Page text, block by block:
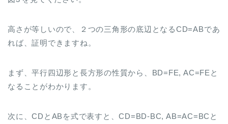
高さが等しいので、２つの三角形の底辺となるCD=ABであ
れば、証明できますね。
まず、平行四辺形と長方形の性質から、BD=FE, AC=FEと
なることがわかります。
次に、CDとABを式で表すと、CD=BD-BC, AB=AC=BCと